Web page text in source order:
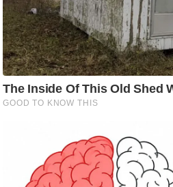
फ
स्टा
इ
ल
टे
क्नॉ